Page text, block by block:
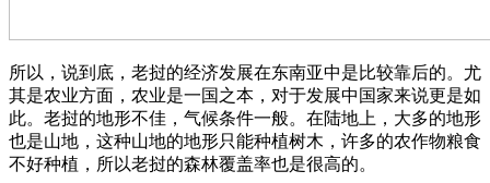
所以，说到底，老挝的经济发展在东南亚中是比较靠后的。尤
其是农业方面，农业是一国之本，对于发展中国家来说更是如
此。老挝的地形不佳，气候条件一般。在陆地上，大多的地形
也是山地，这种山地的地形只能种植树木，许多的农作物粮食
不好种植，所以老挝的森林覆盖率也是很高的。